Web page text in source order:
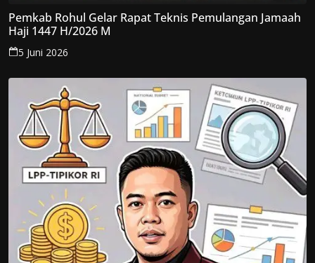
Pemkab Rohul Gelar Rapat Teknis Pemulangan Jamaah
Haji 1447 H/2026 M
5 Juni 2026